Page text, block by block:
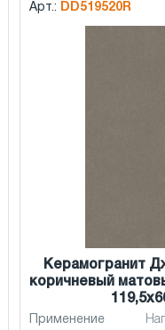
Арт.: DD519520R
Керамогранит
коричневый
Применение